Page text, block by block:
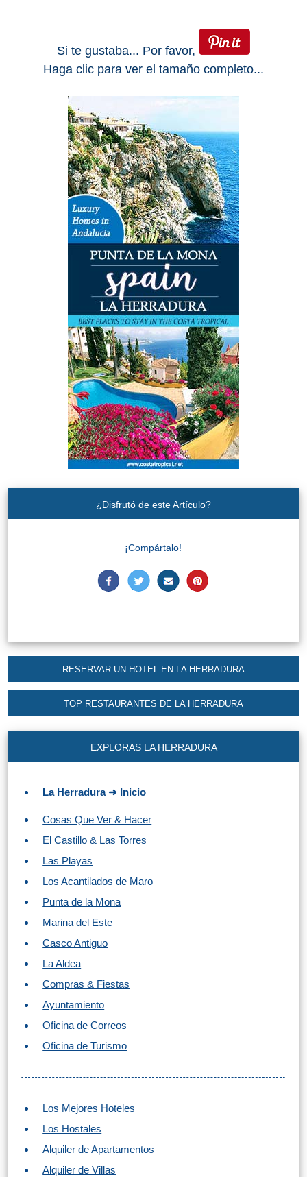
Si te gustaba... Por favor,
Haga clic para ver el tamaño completo...
¿Disfrutó de este Artículo?
¡Compártalo!
RESERVAR UN HOTEL EN LA HERRADURA
TOP RESTAURANTES DE LA HERRADURA
EXPLORAS LA HERRADURA
La Herradura ➜ Inicio
Cosas Que Ver & Hacer
El Castillo & Las Torres
Las Playas
Los Acantilados de Maro
Punta de la Mona
Marina del Este
Casco Antiguo
La Aldea
Compras & Fiestas
Ayuntamiento
Oficina de Correos
Oficina de Turismo
Los Mejores Hoteles
Los Hostales
Alquiler de Apartamentos
Alquiler de Villas